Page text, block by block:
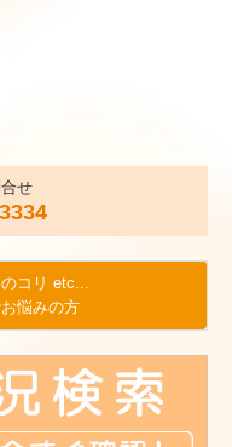
せ
コリ etc...
悩みの方